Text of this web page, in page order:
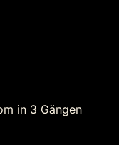
in 3 Gängen